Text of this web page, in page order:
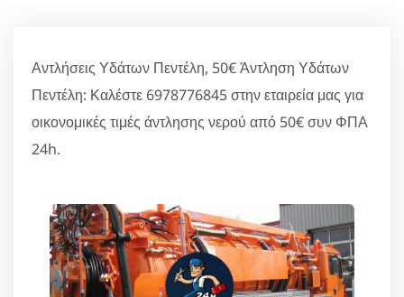
Αντλήσεις Υδάτων Πεντέλη, 50€ Άντληση Υδάτων
Πεντέλη: Καλέστε 6978776845 στην εταιρεία μας για
οικονομικές τιμές άντλησης νερού από 50€ συν ΦΠΑ
24h.